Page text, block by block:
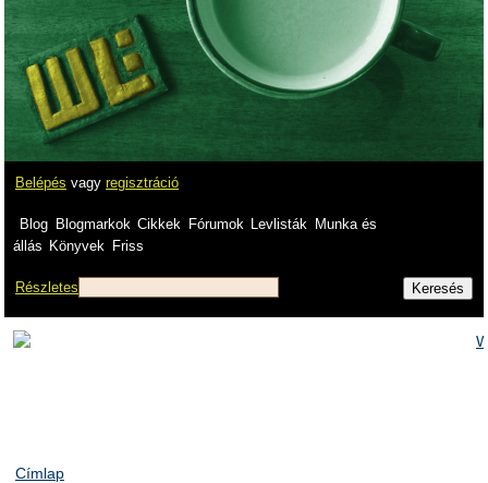
Belépés vagy regisztráció
Blog Blogmarkok Cikkek Fórumok Levlisták
Munka és
állás Könyvek Friss
Részletes
Címlap